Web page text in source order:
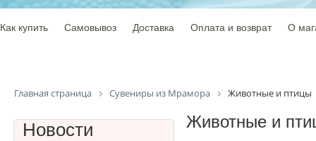
Как купить Самовывоз Доставка Оплата и возврат О
Главная страница Сувениры из Мрамора Животные и птицы
Животные и
Новости